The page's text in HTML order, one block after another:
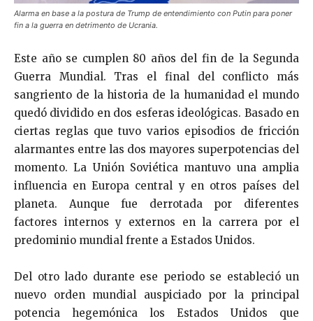
Alarma en base a la postura de Trump de entendimiento con Putin para poner
fin a la guerra en detrimento de Ucrania.
Este año se cumplen 80 años del fin de la Segunda
Guerra Mundial. Tras el final del conflicto más
sangriento de la historia de la humanidad el mundo
quedó dividido en dos esferas ideológicas. Basado en
ciertas reglas que tuvo varios episodios de fricción
alarmantes entre las dos mayores superpotencias del
momento. La Unión Soviética mantuvo una amplia
influencia en Europa central y en otros países del
planeta. Aunque fue derrotada por diferentes
factores internos y externos en la carrera por el
predominio mundial frente a Estados Unidos.
Del otro lado durante ese periodo se estableció un
nuevo orden mundial auspiciado por la principal
potencia hegemónica los Estados Unidos que